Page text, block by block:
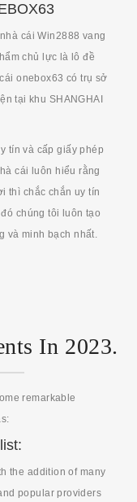
cái Win2888 vang
chủ lực là lô đề
onebox63 có trụ sở
tại khu SHANGHAI
tín và cấp giấy phép
cái luôn hiểu rằng
thì chắc chắn uy tín
chúng tôi luôn tạo
và minh bạch nhất.
In 2023.
remarkable
the addition of many
popular providers